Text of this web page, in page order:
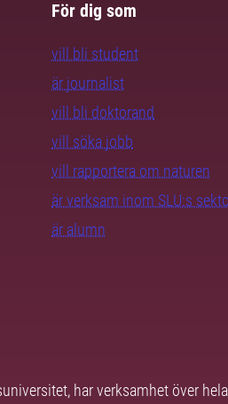
För dig som
vill bli student
är journalist
vill bli doktorand
vill söka jobb
vill rapportera om naturen
är verksam inom SLU:s
är alumn
har verksamhet över